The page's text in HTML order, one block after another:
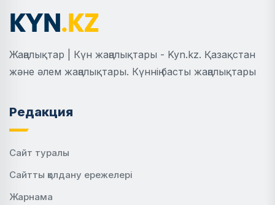
Жаңалықтар | Күн жаңалықтары - Kyn.kz. Қазақстан
және әлем жаңалықтары. Күннің басты жаңалықтары
Редакция
Сайт туралы
Сайтты қолдану ережелері
Жарнама